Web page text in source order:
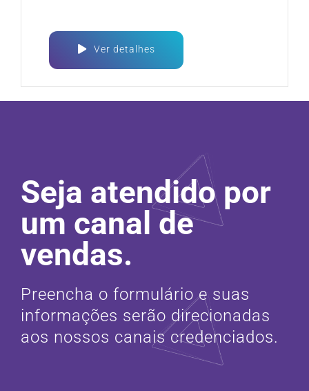
Ver detalhes
Seja atendido por
um canal de
vendas.
Preencha o formulário e suas
informações serão direcionadas
aos nossos canais credenciados.